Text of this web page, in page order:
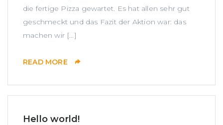
die fertige Pizza gewartet. Es hat allen sehr gut
geschmeckt und das Fazit der Aktion war: das
machen wir […]
READ MORE
Hello world!